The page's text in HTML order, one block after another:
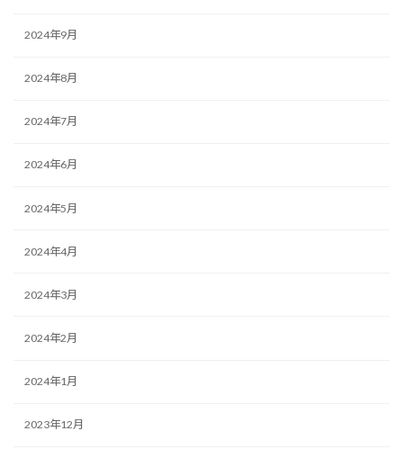
2024年9月
2024年8月
2024年7月
2024年6月
2024年5月
2024年4月
2024年3月
2024年2月
2024年1月
2023年12月